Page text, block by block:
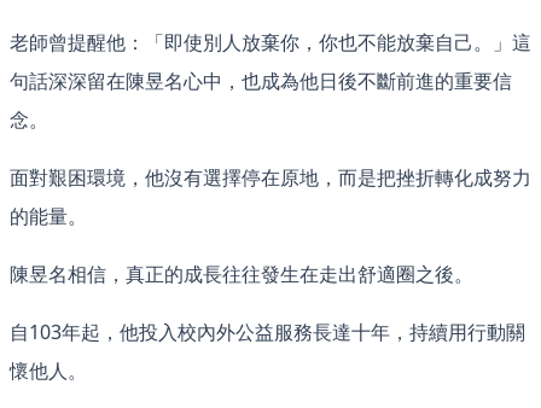
老師曾提醒他：「即使別人放棄你，你也不能放棄自己。」這
句話深深留在陳昱名心中，也成為他日後不斷前進的重要信
念。
面對艱困環境，他沒有選擇停在原地，而是把挫折轉化成努力
的能量。
陳昱名相信，真正的成長往往發生在走出舒適圈之後。
自103年起，他投入校內外公益服務長達十年，持續用行動關
懷他人。